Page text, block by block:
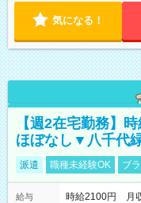
気になる！
【週2在宅勤務】
ほぼなし▼八千代
派遣 職種未経験OK ブ
給与
時給2100円 月